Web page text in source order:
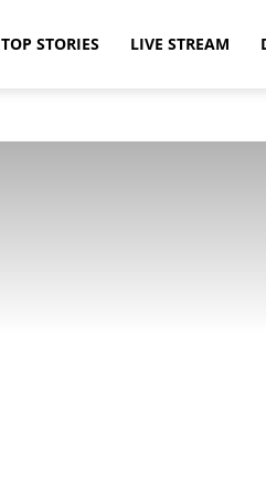
TOP STORIES LIVE STREAM